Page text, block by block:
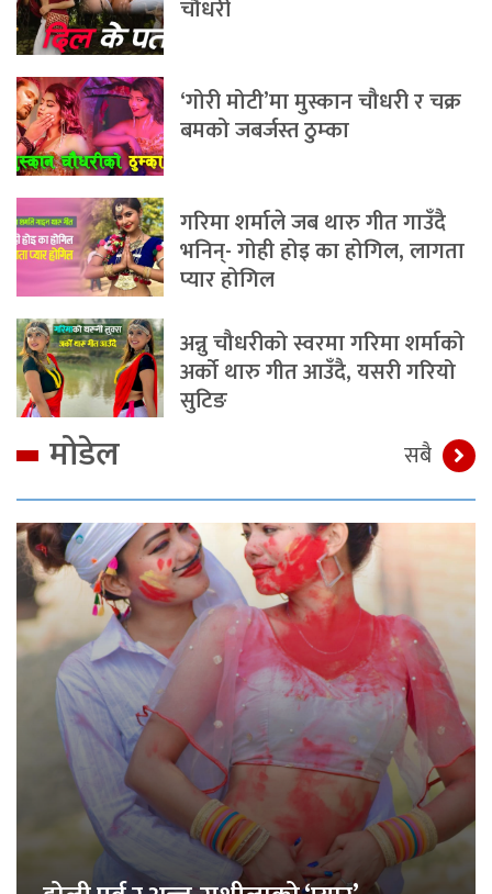
चौधरी
‘गोरी मोटी’मा मुस्कान चौधरी र चक्र
बमको जबर्जस्त ठुम्का
गरिमा शर्माले जब थारु गीत गाउँदै
भनिन्- गोही होइ का होगिल, लागता
प्यार होगिल
अन्नु चौधरीको स्वरमा गरिमा शर्माको
अर्को थारु गीत आउँदै, यसरी गरियो
सुटिङ
मोडेल सबै